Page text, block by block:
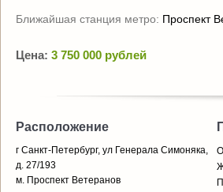
Ближайшая станция метро: Проспект
Цена: 3 750 000 рублей
Расположение
г Санкт-Петербург, ул Генерала Симоняка,
д. 27/193
м. Проспект Ветеранов